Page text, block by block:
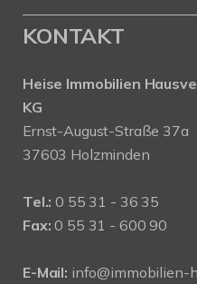
KONTAKT
Heise Immobilien
KG
Ernst-August-Straße 37a
37603 Holzminden
Tel.: 0 55 31 - 36 35
Fax: 0 55 31 - 600 90
E-Mail: info@immobilien-